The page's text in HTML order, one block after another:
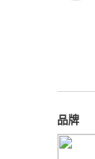
品牌